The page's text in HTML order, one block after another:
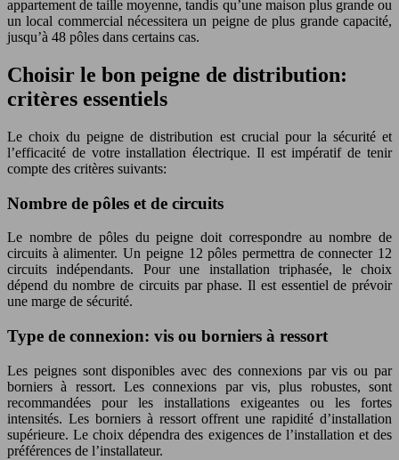
appartement de taille moyenne, tandis qu’une maison plus grande ou
un local commercial nécessitera un peigne de plus grande capacité,
jusqu’à 48 pôles dans certains cas.
Choisir le bon peigne de distribution:
critères essentiels
Le choix du peigne de distribution est crucial pour la sécurité et
l’efficacité de votre installation électrique. Il est impératif de tenir
compte des critères suivants:
Nombre de pôles et de circuits
Le nombre de pôles du peigne doit correspondre au nombre de
circuits à alimenter. Un peigne 12 pôles permettra de connecter 12
circuits indépendants. Pour une installation triphasée, le choix
dépend du nombre de circuits par phase. Il est essentiel de prévoir
une marge de sécurité.
Type de connexion: vis ou borniers à ressort
Les peignes sont disponibles avec des connexions par vis ou par
borniers à ressort. Les connexions par vis, plus robustes, sont
recommandées pour les installations exigeantes ou les fortes
intensités. Les borniers à ressort offrent une rapidité d’installation
supérieure. Le choix dépendra des exigences de l’installation et des
préférences de l’installateur.